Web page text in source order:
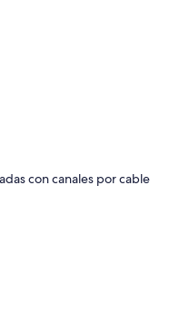
con canales por cable